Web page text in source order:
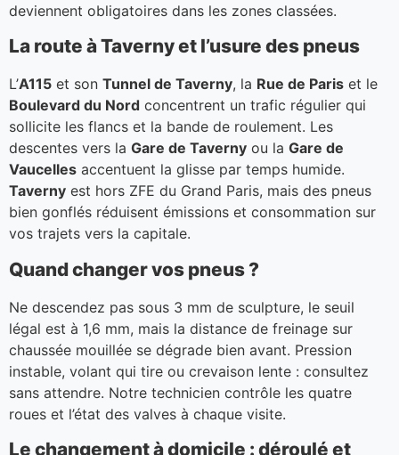
deviennent obligatoires dans les zones classées.
La route à Taverny et l’usure des pneus
L’A115 et son Tunnel de Taverny, la Rue de Paris et le
Boulevard du Nord concentrent un trafic régulier qui
sollicite les flancs et la bande de roulement. Les
descentes vers la Gare de Taverny ou la Gare de
Vaucelles accentuent la glisse par temps humide.
Taverny est hors ZFE du Grand Paris, mais des pneus
bien gonflés réduisent émissions et consommation sur
vos trajets vers la capitale.
Quand changer vos pneus ?
Ne descendez pas sous 3 mm de sculpture, le seuil
légal est à 1,6 mm, mais la distance de freinage sur
chaussée mouillée se dégrade bien avant. Pression
instable, volant qui tire ou crevaison lente : consultez
sans attendre. Notre technicien contrôle les quatre
roues et l’état des valves à chaque visite.
Le changement à domicile : déroulé et